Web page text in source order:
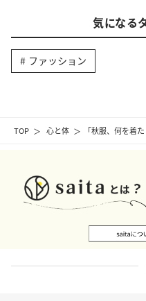
TOP 心と体 「秋服、何を着
気になる
ファッション